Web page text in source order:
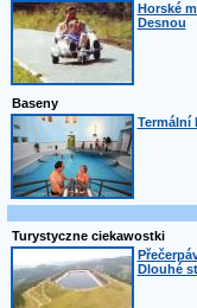
Horské
Desnou
Baseny
Termální
Turystyczne ciekawostki
Dlouhé